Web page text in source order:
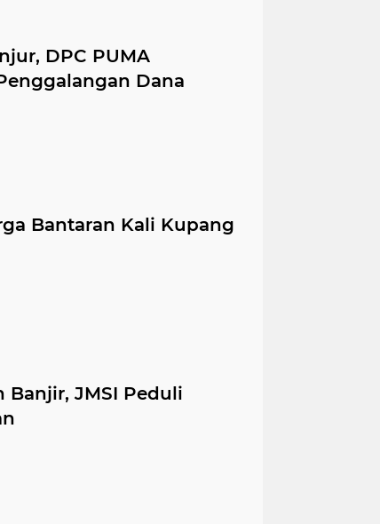
DPC PUMA
Dana
Bantaran Kali Kupang
JMSI Peduli